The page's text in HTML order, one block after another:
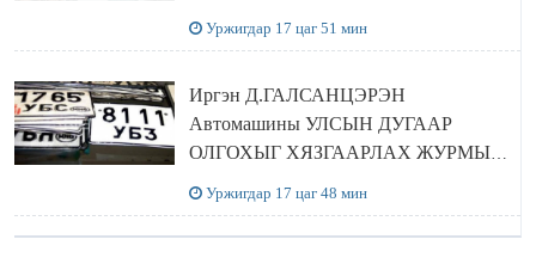
Уржигдар 17 цаг 51 мин
Иргэн Д.ГАЛСАНЦЭРЭН
Автомашины УЛСЫН ДУГААР
ОЛГОХЫГ ХЯЗГААРЛАХ ЖУРМЫГ
Уржигдар 17 цаг 48 мин